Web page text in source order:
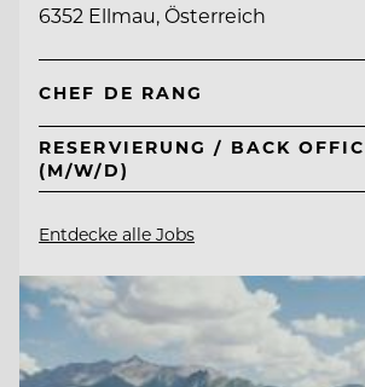
6352 Ellmau, Österreich
CHEF DE RANG
RESERVIERUNG / BACK
(M/W/D)
Entdecke alle Jobs